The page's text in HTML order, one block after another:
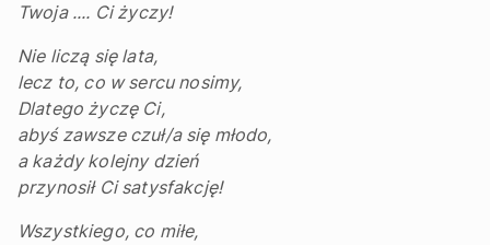
Twoja .... Ci życzy!
Nie liczą się lata,
lecz to, co w sercu nosimy,
Dlatego życzę Ci,
abyś zawsze czuł/a się młodo,
a każdy kolejny dzień
przynosił Ci satysfakcję!
Wszystkiego, co miłe,